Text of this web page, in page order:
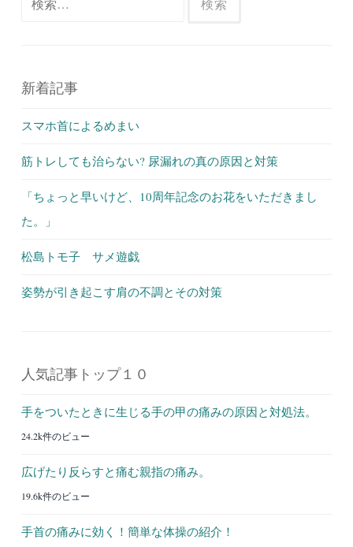
新着記事
スマホ首によるめまい
筋トレしても治らない? 尿漏れの真の原因と対策
「ちょっと早いけど、10周年記念のお花をいただきまし
た。」
松島トモ子 サメ遊戯
姿勢が引き起こす肩の不調とその対策
人気記事トップ１０
手をついたときに生じる手の甲の痛みの原因と対処法。
24.2k件のビュー
広げたり反らすと痛む親指の痛み。
19.6k件のビュー
手首の痛みに効く！簡単な体操の紹介！